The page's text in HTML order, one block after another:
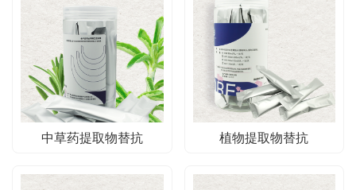
中草药提取物替抗 植物提取物替抗